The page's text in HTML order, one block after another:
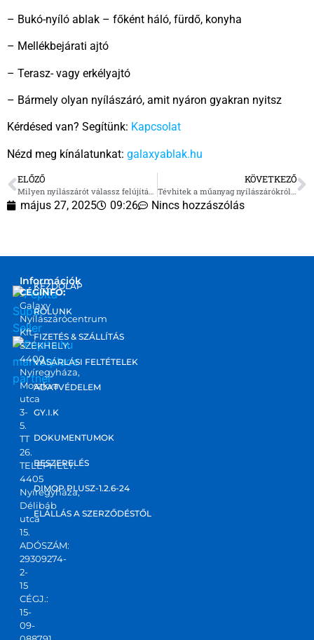
– Bukó-nyíló ablak – főként háló, fürdő, konyha
– Mellékbejárati ajtó
– Terasz- vagy erkélyajtó
– Bármely olyan nyílászáró, amit nyáron gyakran nyitsz
Kérdésed van? Segítünk: Kapcsolat
Nézd meg kínálatunkat: galaxyablak.hu
ELŐZŐ
Milyen nyílászárót válassz felújításhoz?
KÖVETKEZŐ
Tévhitek a műanyag nyílászárókról – szakértőként reagálunk
május 27, 2025 09:26 Nincs hozzászólás
marketplace
partner
Információk
CÉGINFO:
Galaxy
Nyílászárócentrum
Kft.
SZÉKHELY:
4400
Nyíregyháza,
Moszkva
utca
3-
5.
TT
26.
TELEPHELY:
4405
Nyíregyháza,
Délibáb
utca
15.
ADÓSZÁM:
29309274-
2-
15
CÉGJ.:
15-
09-
KEZDŐLAP
RÓLUNK
FIZETÉS & SZÁLLÍTÁS
VÁSÁRLÁSI FELTÉTELEK
ADATVÉDELEM
GY.I.K
DOKUMENTUMOK
BESZERELÉS
DIMOP PLUSZ-1.2.6-24
ELÁLLÁS A SZERZŐDÉSTŐL